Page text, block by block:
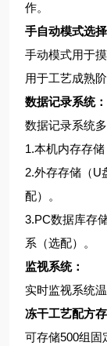
作。
手自动模式选择
手动模式用于
用于工艺成熟
数据记录系统：
数据记录系统多
1.本机内存存储
2.外存存储（U
配）。
3.PC数据库存
系（选配）。
监视系统：
实时监视系统
冻干工艺配方
可存储500组固